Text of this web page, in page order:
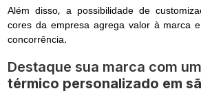
Além disso, a possibilidade de
cores da empresa agrega valor à marca
concorrência.
Destaque sua marca com um
térmico personalizado em